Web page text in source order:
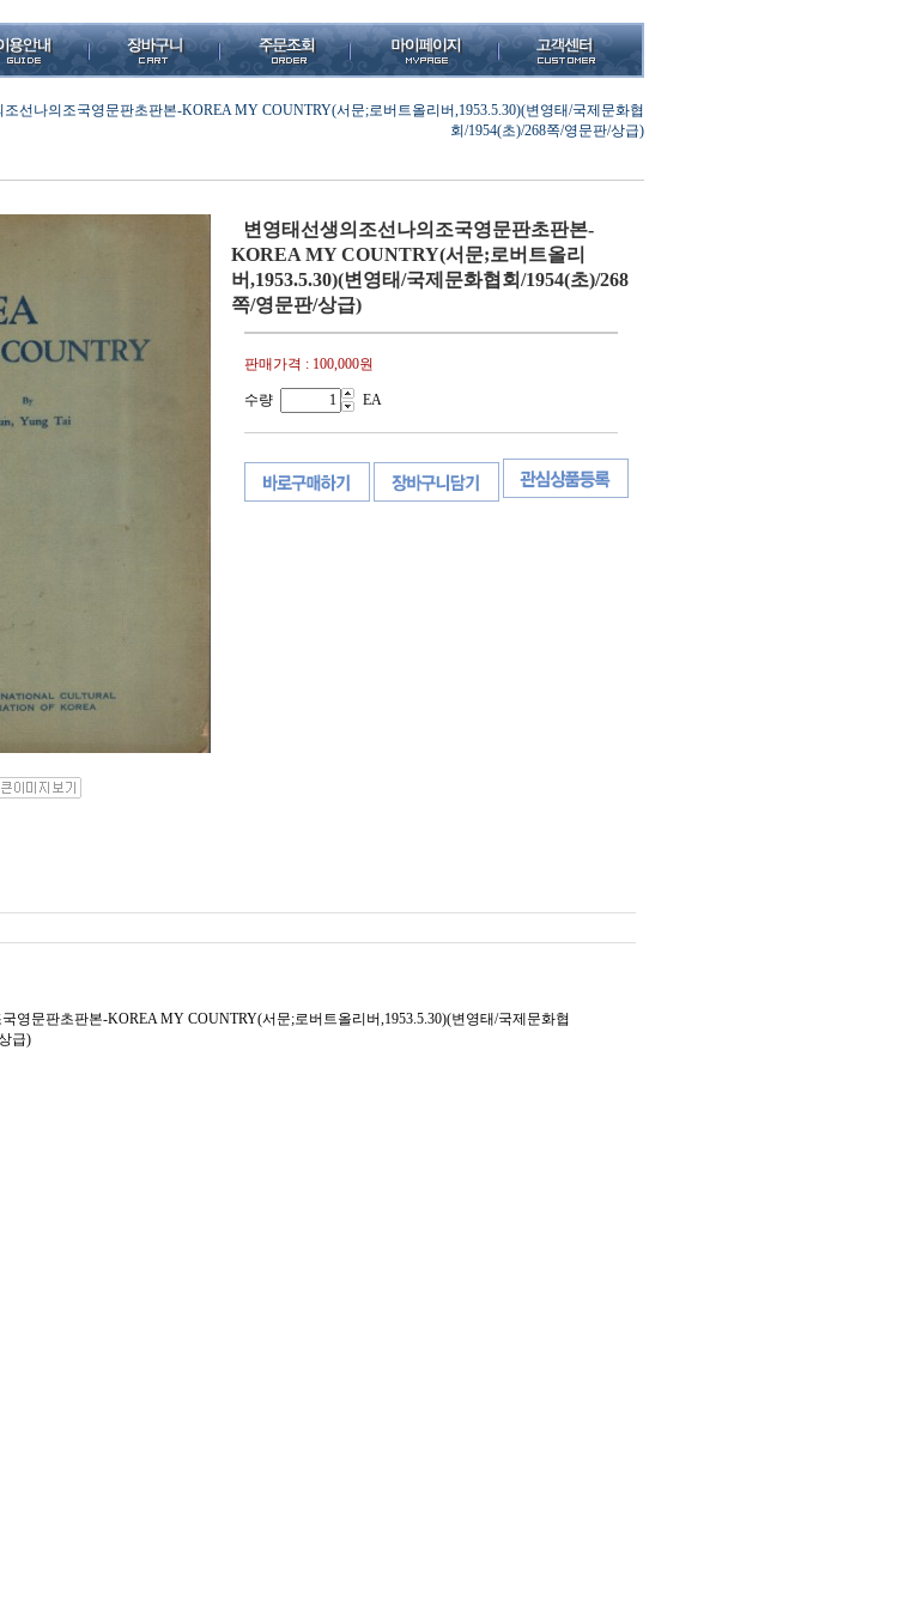
조선나의조국영문판초판본-KOREA MY COUNTRY(서문;로버트올리버,1953.5.30)(변영태/국제문화협
회/1954(초)/268쪽/영문판/상급)
변영태선생의조선나의조국영문판초판본-
KOREA MY COUNTRY(서문;로버트올리
버,1953.5.30)(변영태/국제문화협회/1954(초)/268
쪽/영문판/상급)
판매가격 : 100,000원
수량 EA
영문판초판본-KOREA MY COUNTRY(서문;로버트올리버,1953.5.30)(변영태/국제문화협
급)